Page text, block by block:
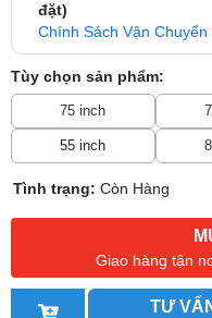
đặt)
Chính Sách Vận
Tùy chọn sản phẩm:
75 inch
55 inch
Tình trạng:Còn Hàng
Giao hàng tận
TƯ